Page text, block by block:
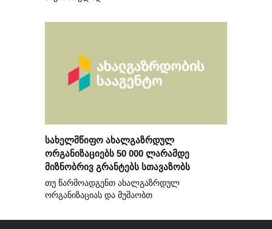
სახელმწიფო ახალგაზრდულ
ორგანიზაციებს 50 000 ლარამდე
მიზნობრივ გრანტებს სთავაზობს
თუ წარმოადგენთ ახალგაზრდულ
ორგანიზაციას და მუშაობთ